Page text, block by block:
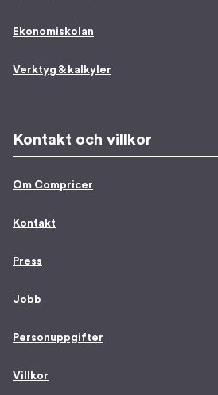
Ekonomiskolan
Verktyg & kalkyler
Kontakt och villkor
Om Compricer
Kontakt
Press
Jobb
Personuppgifter
Villkor